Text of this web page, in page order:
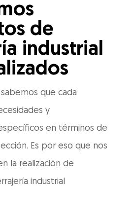
de
industrial
que cada
y
en términos de
Es por eso que nos
la realización de
industrial